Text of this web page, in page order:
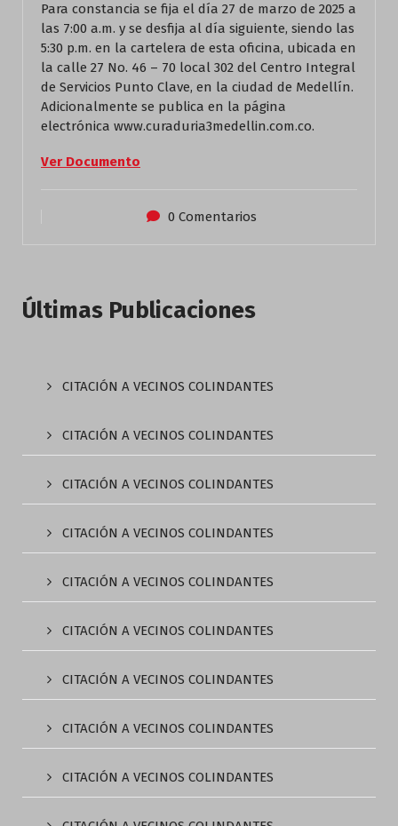
Para constancia se fija el día 27 de marzo de 2025 a
las 7:00 a.m. y se desfija al día siguiente, siendo las
5:30 p.m. en la cartelera de esta oficina, ubicada en
la calle 27 No. 46 – 70 local 302 del Centro Integral
de Servicios Punto Clave, en la ciudad de Medellín.
Adicionalmente se publica en la página
electrónica www.curaduria3medellin.com.co.
Ver Documento
0 Comentarios
Últimas Publicaciones
CITACIÓN A VECINOS COLINDANTES
CITACIÓN A VECINOS COLINDANTES
CITACIÓN A VECINOS COLINDANTES
CITACIÓN A VECINOS COLINDANTES
CITACIÓN A VECINOS COLINDANTES
CITACIÓN A VECINOS COLINDANTES
CITACIÓN A VECINOS COLINDANTES
CITACIÓN A VECINOS COLINDANTES
CITACIÓN A VECINOS COLINDANTES